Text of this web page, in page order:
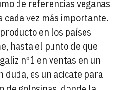
de referencias veganas
cada vez más importante.
en los países
hasta el punto de que
nº1 en ventas en un
duda, es un acicate para